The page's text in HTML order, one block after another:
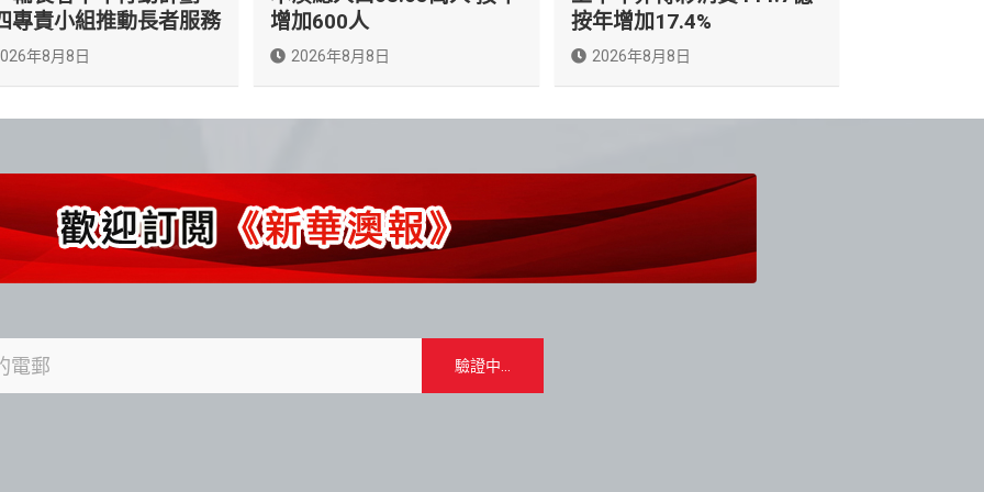
專責小組推動長者服務
年8月8日
增加600人
2026年8月8日
按年增加17.4%
2026年8月8日